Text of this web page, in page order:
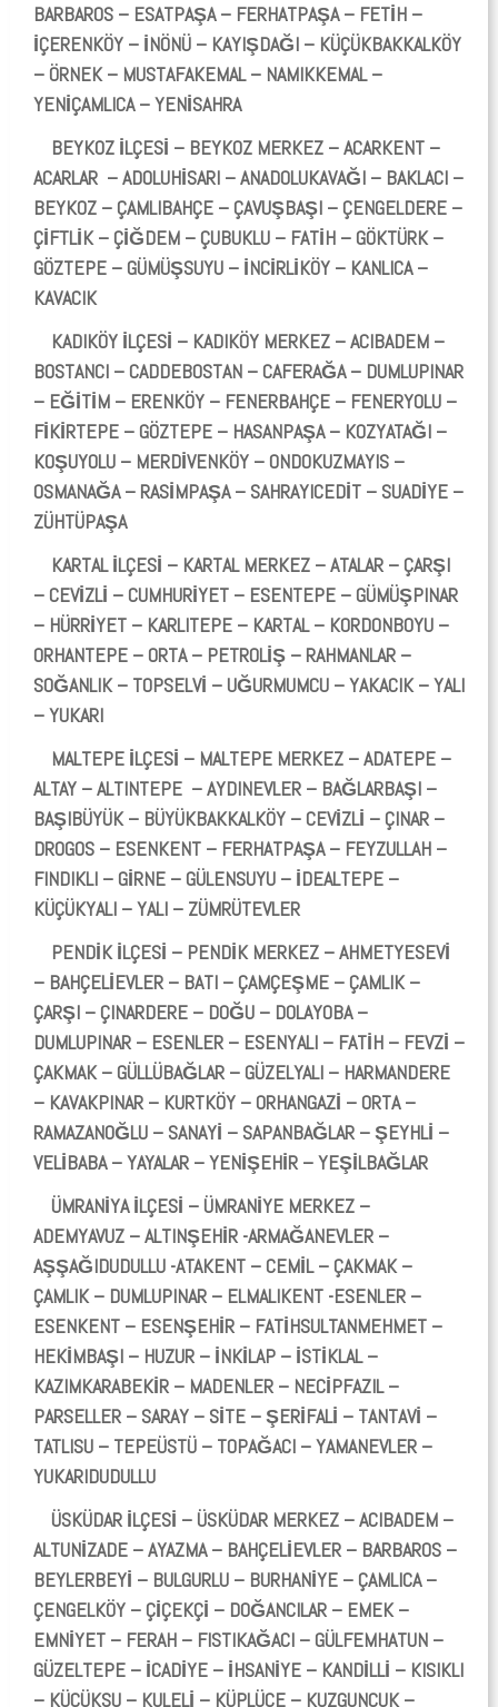
BARBAROS – ESATPAŞA – FERHATPAŞA – FETİH –
İÇERENKÖY – İNÖNÜ – KAYIŞDAĞI – KÜÇÜKBAKKALKÖY
– ÖRNEK – MUSTAFAKEMAL – NAMIKKEMAL –
YENİÇAMLICA – YENİSAHRA
BEYKOZ İLÇESİ – BEYKOZ MERKEZ – ACARKENT –
ACARLAR – ADOLUHİSARI – ANADOLUKAVAĞI – BAKLACI –
BEYKOZ – ÇAMLIBAHÇE – ÇAVUŞBAŞI – ÇENGELDERE –
ÇİFTLİK – ÇİĞDEM – ÇUBUKLU – FATİH – GÖKTÜRK –
GÖZTEPE – GÜMÜŞSUYU – İNCİRLİKÖY – KANLICA –
KAVACIK
KADIKÖY İLÇESİ – KADIKÖY MERKEZ – ACIBADEM –
BOSTANCI – CADDEBOSTAN – CAFERAĞA – DUMLUPINAR
– EĞİTİM – ERENKÖY – FENERBAHÇE – FENERYOLU –
FİKİRTEPE – GÖZTEPE – HASANPAŞA – KOZYATAĞI –
KOŞUYOLU – MERDİVENKÖY – ONDOKUZMAYIS –
OSMANAĞA – RASİMPAŞA – SAHRAYICEDİT – SUADİYE –
ZÜHTÜPAŞA
KARTAL İLÇESİ – KARTAL MERKEZ – ATALAR – ÇARŞI
– CEVİZLİ – CUMHURİYET – ESENTEPE – GÜMÜŞPINAR
– HÜRRİYET – KARLITEPE – KARTAL – KORDONBOYU –
ORHANTEPE – ORTA – PETROLİŞ – RAHMANLAR –
SOĞANLIK – TOPSELVİ – UĞURMUMCU – YAKACIK – YALI
– YUKARI
MALTEPE İLÇESİ – MALTEPE MERKEZ – ADATEPE –
ALTAY – ALTINTEPE – AYDINEVLER – BAĞLARBAŞI –
BAŞIBÜYÜK – BÜYÜKBAKKALKÖY – CEVİZLİ – ÇINAR –
DROGOS – ESENKENT – FERHATPAŞA – FEYZULLAH –
FINDIKLI – GİRNE – GÜLENSUYU – İDEALTEPE –
KÜÇÜKYALI – YALI – ZÜMRÜTEVLER
PENDİK İLÇESİ – PENDİK MERKEZ – AHMETYESEVİ
– BAHÇELİEVLER – BATI – ÇAMÇEŞME – ÇAMLIK –
ÇARŞI – ÇINARDERE – DOĞU – DOLAYOBA –
DUMLUPINAR – ESENLER – ESENYALI – FATİH – FEVZİ –
ÇAKMAK – GÜLLÜBAĞLAR – GÜZELYALI – HARMANDERE
– KAVAKPINAR – KURTKÖY – ORHANGAZİ – ORTA –
RAMAZANOĞLU – SANAYİ – SAPANBAĞLAR – ŞEYHLİ –
VELİBABA – YAYALAR – YENİŞEHİR – YEŞİLBAĞLAR
ÜMRANİYA İLÇESİ – ÜMRANİYE MERKEZ –
ADEMYAVUZ – ALTINŞEHİR -ARMAĞANEVLER –
AŞŞAĞIDUDULLU -ATAKENT – CEMİL – ÇAKMAK –
ÇAMLIK – DUMLUPINAR – ELMALIKENT -ESENLER –
ESENKENT – ESENŞEHİR – FATİHSULTANMEHMET –
HEKİMBAŞI – HUZUR – İNKİLAP – İSTİKLAL –
KAZIMKARABEKİR – MADENLER – NECİPFAZIL –
PARSELLER – SARAY – SİTE – ŞERİFALİ – TANTAVİ –
TATLISU – TEPEÜSTÜ – TOPAĞACI – YAMANEVLER –
YUKARIDUDULLU
ÜSKÜDAR İLÇESİ – ÜSKÜDAR MERKEZ – ACIBADEM –
ALTUNİZADE – AYAZMA – BAHÇELİEVLER – BARBAROS –
BEYLERBEYİ – BULGURLU – BURHANİYE – ÇAMLICA –
ÇENGELKÖY – ÇİÇEKÇİ – DOĞANCILAR – EMEK –
EMNİYET – FERAH – FISTIKAĞACI – GÜLFEMHATUN –
GÜZELTEPE – İCADİYE – İHSANİYE – KANDİLLİ – KISIKLI
– KÜÇÜKSU – KULELİ – KÜPLÜCE – KUZGUNCUK –